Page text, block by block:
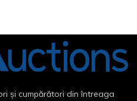
și cumpărători din întreaga